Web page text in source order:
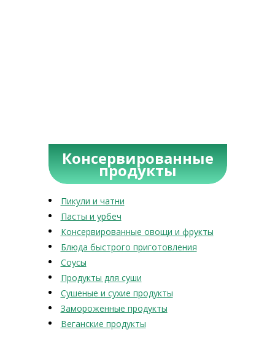
Консервированные
продукты
Пикули и чатни
Пасты и урбеч
Консервированные овощи и фрукты
Блюда быстрого приготовления
Соусы
Продукты для суши
Сушеные и сухие продукты
Замороженные продукты
Веганские продукты